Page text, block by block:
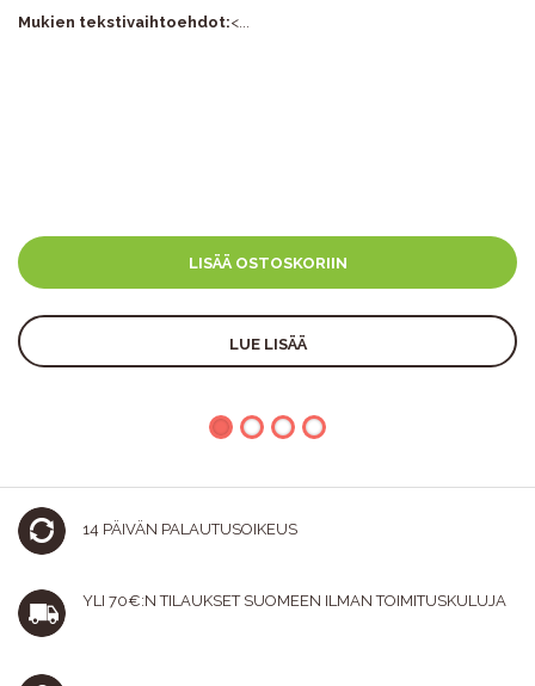
Mukien tekstivaihtoehdot:<...
LISÄÄ OSTOSKORIIN
LUE LISÄÄ
14 PÄIVÄN PALAUTUSOIKEUS
YLI 70€:N TILAUKSET SUOMEEN ILMAN TOIMITUSKULUJA